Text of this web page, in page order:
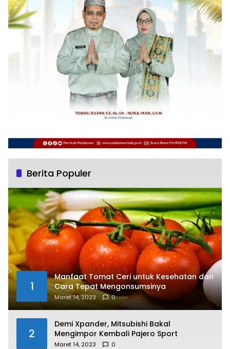
Berita Populer
1
Manfaat Tomat Ceri untuk Kesehatan dan
Cara Tepat Mengonsumsinya
Maret 14, 2023 0
2
Demi Xpander, Mitsubishi Bakal
Mengimpor Kembali Pajero Sport
Maret 14, 2023 0